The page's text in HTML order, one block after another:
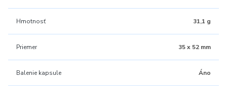
Hmotnosť 31,1 g
Priemer 35 x 52 mm
Balenie kapsule Áno